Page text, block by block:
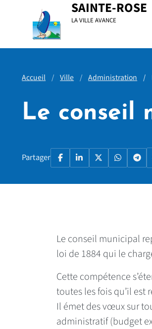
SAINTE-ROSE
LA VILLE AVANCE
Accueil Ville Administration
Le conseil
Partager FacebookLinkedIn
X WhatsApp
Le conseil municipal
loi de 1884 qui le
Cette compétence
toutes les fois qu’il est
Il émet des vœux sur
administratif (budget